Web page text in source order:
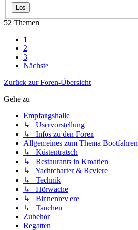
52 Themen
1
2
3
Nächste
Zurück zur Foren-Übersicht
Gehe zu
Empfangshalle
↳ Uservorstellung
↳ Infos zu den Foren
Allgemeines zum Thema Bootfahren
↳ Küstentratsch
↳ Restaurants in Kroatien
↳ Yachtcharter & Reviere
↳ Technik
↳ Hörwache
↳ Binnenreviere
↳ Tauchen
Zubehör
Regatten